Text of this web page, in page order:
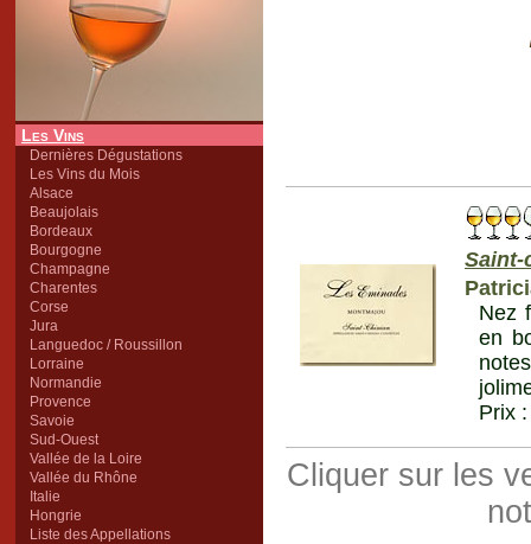
Les Vins
Dernières Dégustations
Les Vins du Mois
Alsace
Beaujolais
Bordeaux
Bourgogne
Champagne
Charentes
Corse
Jura
Languedoc / Roussillon
Lorraine
Normandie
Provence
Savoie
Sud-Ouest
Vallée de la Loire
Vallée du Rhône
Italie
Hongrie
Liste des Appellations
Saint-
Nez
en
Prix
Cliquer sur les